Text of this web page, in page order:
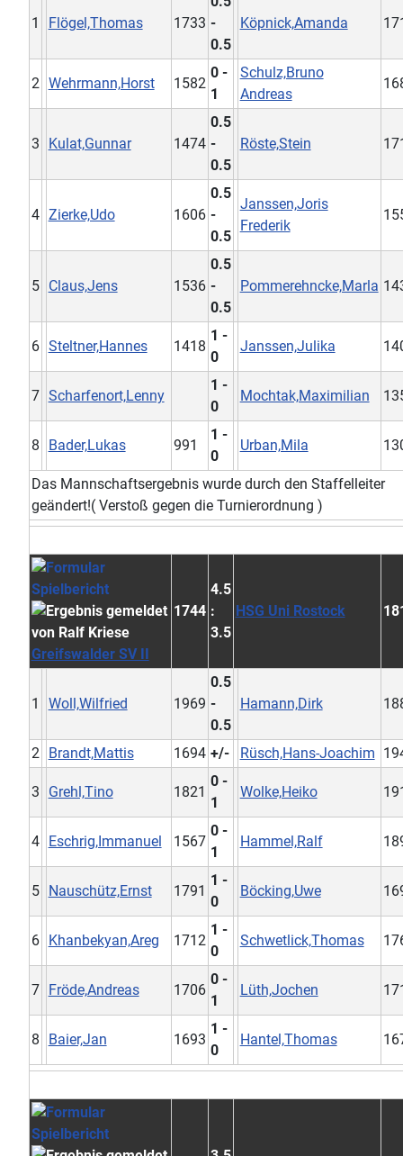
1 Flögel,Thomas 1733 -
0.5
Köpnick,Amanda
2 Wehrmann,Horst 1582
0 -
1
Schulz,Bruno
Andreas
3 Kulat,Gunnar 1474
0.5
-
0.5
Röste,Stein
4 Zierke,Udo 1606
0.5
-
0.5
Janssen,Joris
Frederik
5 Claus,Jens 1536
0.5
-
0.5
Pommerehncke,Marla
6 Steltner,Hannes 1418
1 -
0
Janssen,Julika
7 Scharfenort,Lenny
1 -
0
Mochtak,Maximilian
8 Bader,Lukas 991
1 -
0
Urban,Mila
Das Mannschaftsergebnis wurde durch den Staffelleiter
geändert!( Verstoß gegen die Turnierordnung )
Greifswalder SV II
1744
4.5
:
3.5
HSG Uni Rostock
1 Woll,Wilfried 1969
0.5
-
0.5
Hamann,Dirk
2 Brandt,Mattis 1694 +/- Rüsch,Hans-Joachim
3 Grehl,Tino 1821
0 -
1
Wolke,Heiko
4 Eschrig,Immanuel 1567
0 -
1
Hammel,Ralf
5 Nauschütz,Ernst 1791
1 -
0
Böcking,Uwe
6 Khanbekyan,Areg 1712
1 -
0
Schwetlick,Thomas
7 Fröde,Andreas 1706
0 -
1
Lüth,Jochen
8 Baier,Jan 1693
1 -
0
Hantel,Thomas